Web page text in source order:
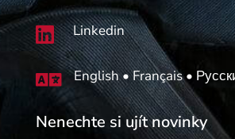
 Linkedin
 English • Français •
Nenechte si ujít novinky